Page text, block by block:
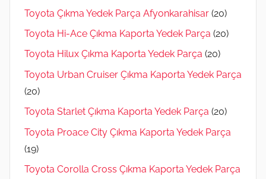
Toyota Çıkma Yedek Parça Afyonkarahisar (20)
Toyota Hi-Ace Çıkma Kaporta Yedek Parça (20)
Toyota Hilux Çıkma Kaporta Yedek Parça (20)
Toyota Urban Cruiser Çıkma Kaporta Yedek Parça
(20)
Toyota Starlet Çıkma Kaporta Yedek Parça (20)
Toyota Proace City Çıkma Kaporta Yedek Parça
(19)
Toyota Corolla Cross Çıkma Kaporta Yedek Parça